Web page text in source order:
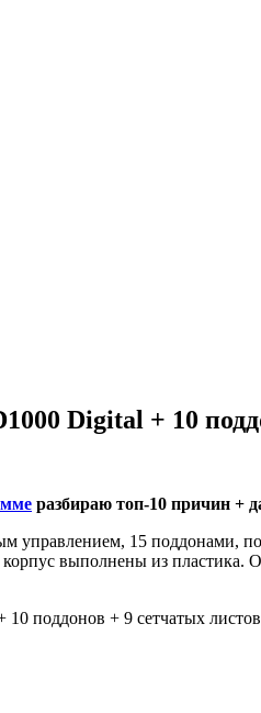
Digital + 10
разбираю топ-10 причин +
управлением, 15 поддонами,
выполнены из пластика.
поддонов + 9 сетчатых